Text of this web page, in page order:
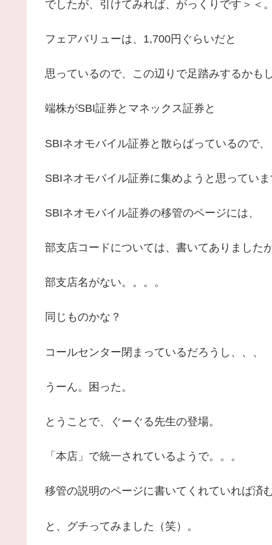
でしたが、引けてみれば、がっくりです＞＜。
フェアバリューは、1,700円ぐらいだと
思っているので、この辺りで足踏みするかも
端株がSBI証券とマネックス証券と
SBIネオモバイル証券と散らばっているので、
SBIネオモバイル証券に集めようと思っていま
SBIネオモバイル証券の移管のページには、
部支店コードについては、書いてありましたが
部支店名がない。。。。
同じものかな？
コールセンター閉まっているだろうし、、、
うーん。困った。
とうことで、ぐーぐる先生の登場。
「本店」で統一されているようで。。。
移管の説明のページに書いてくれていれば済
と、グチってみました（笑）。